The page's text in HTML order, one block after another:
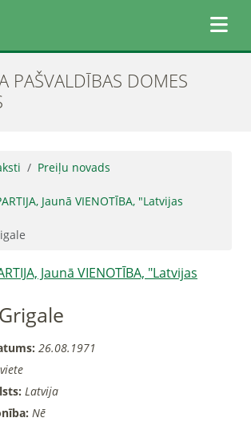
PAŠVALDĪBAS DOMES
Preiļu novads
Jaunā VIENOTĪBA, "Latvijas
Jaunā VIENOTĪBA, "Latvijas
26.08.1971
Latvija
Nē